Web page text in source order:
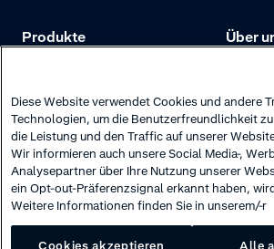
Produkte
Zahlungen
Risikomanagement
Authentifizierung
Über
Diese Website verwendet Cookies und andere
Technologien, um die Benutzerfreundlichkeit
die Leistung und den Traffic auf unserer
Wir informieren auch unsere Social Media-,
Analysepartner über Ihre Nutzung unserer
ein Opt-out-Präferenzsignal erkannt haben,
Weitere Informationen finden Sie in unserem/-r
Cookies akzeptieren Alle